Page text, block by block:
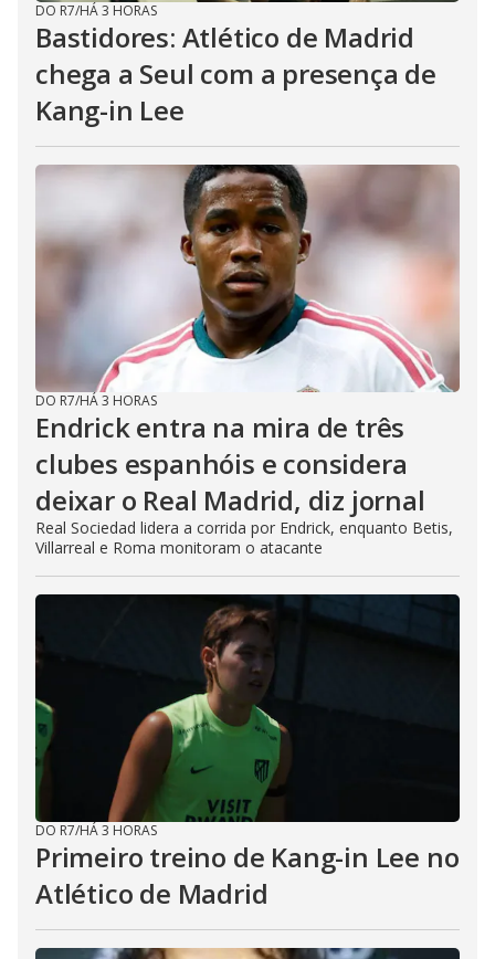
DO R7/HÁ 3 HORAS
Bastidores: Atlético de Madrid
chega a Seul com a presença de
Kang-in Lee
DO R7/HÁ 3 HORAS
Endrick entra na mira de três
clubes espanhóis e considera
deixar o Real Madrid, diz jornal
Real Sociedad lidera a corrida por Endrick, enquanto Betis,
Villarreal e Roma monitoram o atacante
DO R7/HÁ 3 HORAS
Primeiro treino de Kang-in Lee no
Atlético de Madrid